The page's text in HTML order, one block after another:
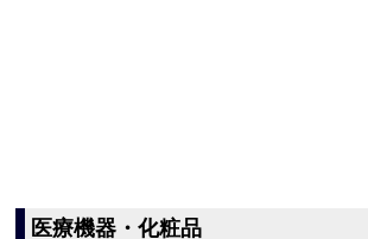
医療機器・化粧品